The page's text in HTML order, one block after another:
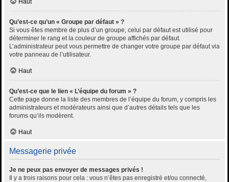
Haut
Qu’est-ce qu’un « Groupe par défaut » ?
Si vous êtes membre de plus d’un groupe, celui par défaut est utilisé pour
déterminer le rang et la couleur de groupe affichés par défaut.
L’administrateur peut vous permettre de changer votre groupe par défaut via
votre panneau de l’utilisateur.
Haut
Qu’est-ce que le lien « L’équipe du forum » ?
Cette page donne la liste des membres de l’équipe du forum, y compris les
administrateurs et modérateurs ainsi que d’autres détails tels que les
forums qu’ils modèrent.
Haut
Messagerie privée
Je ne peux pas envoyer de messages privés !
Il y a trois raisons pour cela : vous n’êtes pas enregistré et/ou connecté,